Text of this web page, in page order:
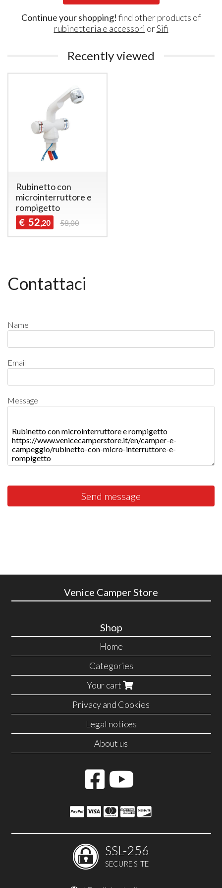
Continue your shopping! find other products of
rubinetteria e accessori orSifi
Recently viewed
Rubinetto con
microinterruttore e
rompigetto
€ 52,20 58,00
Contattaci
Name
Email
Message
Send message
Venice Camper Store
Shop
Home
Categories
Your cart
Privacy and Cookies
Legal notices
About us
SSL-256
SECURE SITE